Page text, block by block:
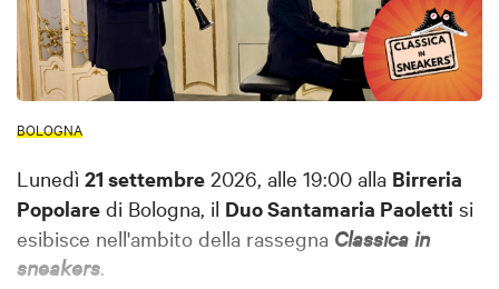
BOLOGNA
Lunedì 21 settembre 2026, alle 19:00 alla Birreria
Popolare di Bologna, il Duo Santamaria Paoletti si
esibisce nell'ambito della rassegna Classica in
sneakers